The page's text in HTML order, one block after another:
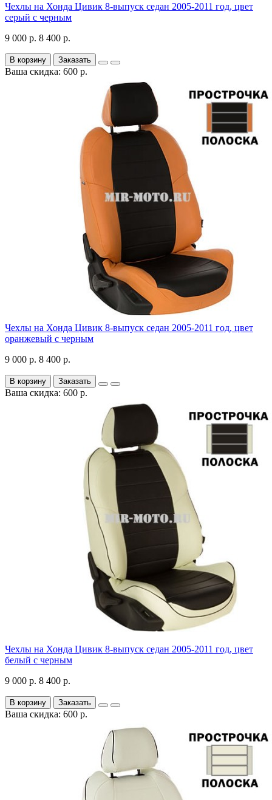
Чехлы на Хонда Цивик 8-выпуск седан 2005-2011 год, цвет
серый с черным
9 000 р. 8 400 р.
В корзину Заказать
Ваша скидка: 600 р.
Чехлы на Хонда Цивик 8-выпуск седан 2005-2011 год, цвет
оранжевый с черным
9 000 р. 8 400 р.
В корзину Заказать
Ваша скидка: 600 р.
Чехлы на Хонда Цивик 8-выпуск седан 2005-2011 год, цвет
белый с черным
9 000 р. 8 400 р.
В корзину Заказать
Ваша скидка: 600 р.